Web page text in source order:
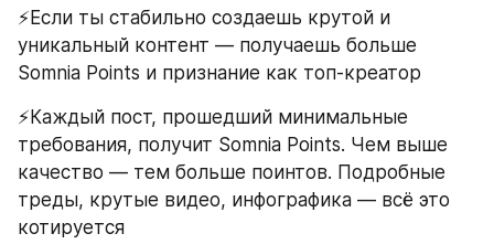
⚡️Если ты стабильно создаешь крутой и
уникальный контент — получаешь больше
Somnia Points и признание как топ-креатор
⚡️Каждый пост, прошедший минимальные
требования, получит Somnia Points. Чем выше
качество — тем больше поинтов. Подробные
треды, крутые видео, инфографика — всё это
котируется